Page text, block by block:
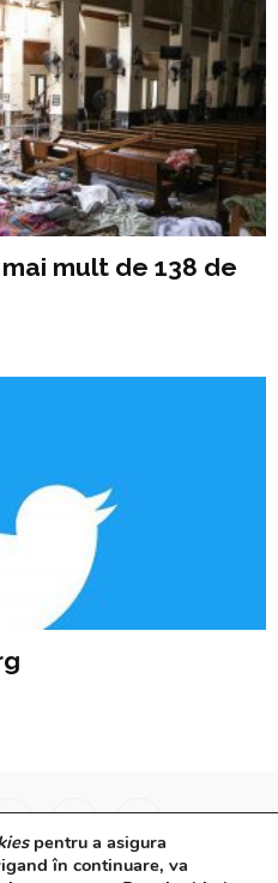
mult de 138 de
pentru a asigura
în continuare, va